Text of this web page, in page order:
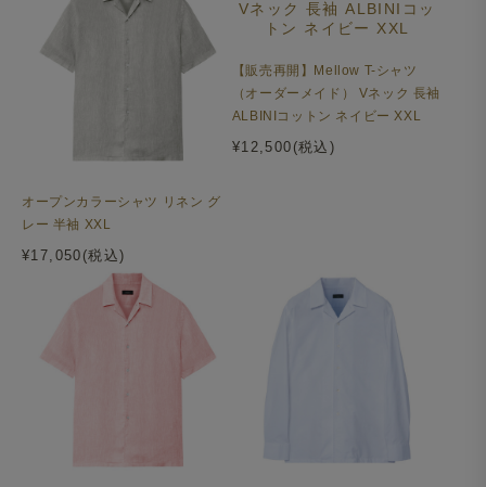
オープンカラーシャツ リネン グ
レー 半袖 XXL
¥17,050(税込)
【販売再開】Mellow T-シャツ
（オーダーメイド） Vネック 長袖
ALBINIコットン ネイビー XXL
¥12,500(税込)